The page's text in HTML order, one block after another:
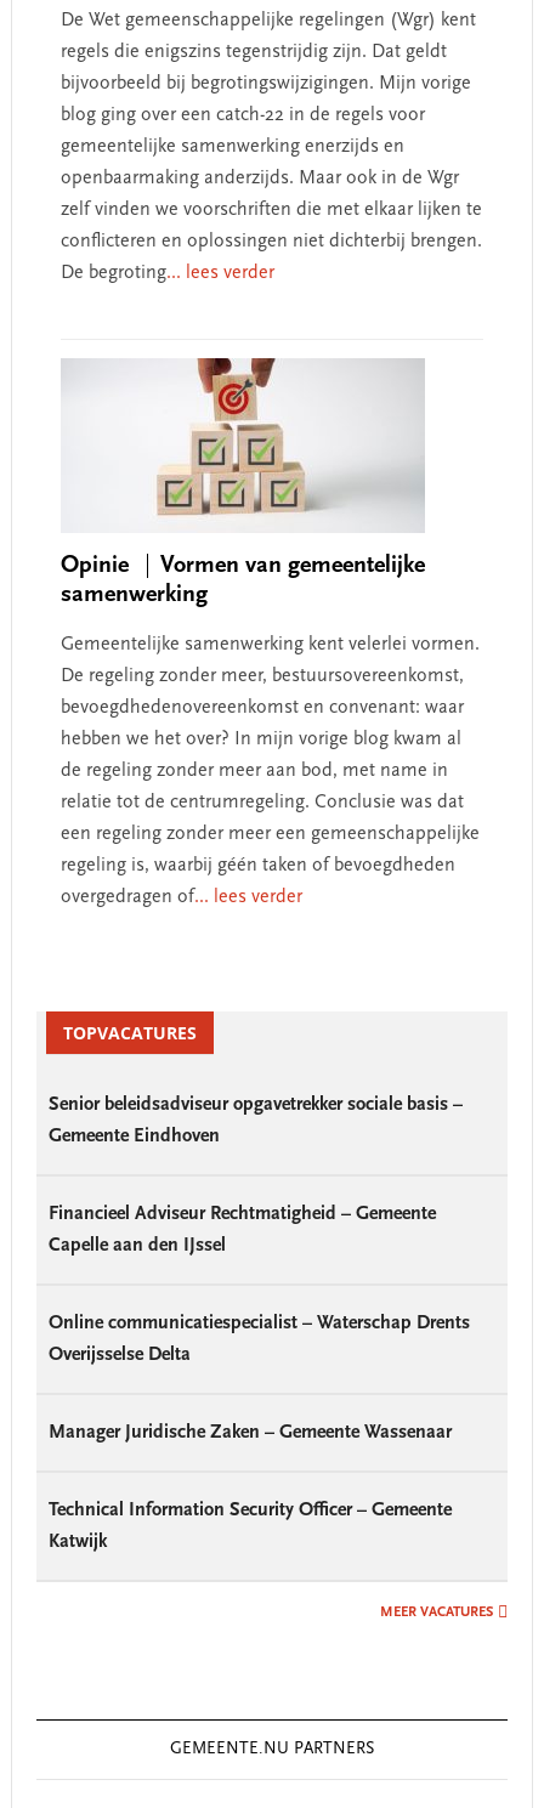
De Wet gemeenschappelijke regelingen (Wgr) kent
regels die enigszins tegenstrijdig zijn. Dat geldt
bijvoorbeeld bij begrotingswijzigingen. Mijn vorige
blog ging over een catch-22 in de regels voor
gemeentelijke samenwerking enerzijds en
openbaarmaking anderzijds. Maar ook in de Wgr
zelf vinden we voorschriften die met elkaar lijken te
conflicteren en oplossingen niet dichterbij brengen.
De begroting... lees verder
Opinie
Vormen van gemeentelijke
samenwerking
Gemeentelijke samenwerking kent velerlei vormen.
De regeling zonder meer, bestuursovereenkomst,
bevoegdhedenovereenkomst en convenant: waar
hebben we het over? In mijn vorige blog kwam al
de regeling zonder meer aan bod, met name in
relatie tot de centrumregeling. Conclusie was dat
een regeling zonder meer een gemeenschappelijke
regeling is, waarbij géén taken of bevoegdheden
overgedragen of... lees verder
SidebarTOPVACATURES
Senior beleidsadviseur opgavetrekker sociale basis –
Gemeente Eindhoven
Financieel Adviseur Rechtmatigheid – Gemeente
Capelle aan den IJssel
Online communicatiespecialist – Waterschap Drents
Overijsselse Delta
Manager Juridische Zaken – Gemeente Wassenaar
Technical Information Security Officer – Gemeente
Katwijk
MEER VACATURES
GEMEENTE.NU PARTNERS